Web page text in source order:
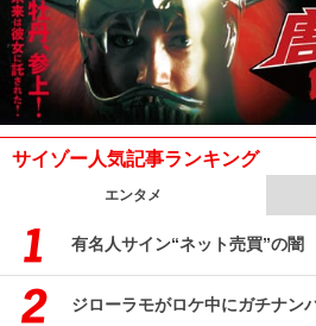
サイゾー人気記事ランキング
エンタメ
有名人サイン“ネット売買”の闇
ジローラモがロケ中にガチナン